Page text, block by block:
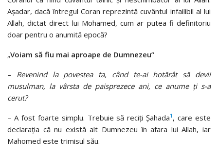
Așadar, dacă întregul Coran reprezintă cuvântul infailibil al lui
Allah, dictat direct lui Mohamed, cum ar putea fi definitoriu
doar pentru o anumită epocă?
„Voiam să fiu mai aproape de Dumnezeu”
– Revenind la povestea ta, când te-ai hotărât să devii
musulman, la vârsta de paisprezece ani, ce anume ți s-a
cerut?
– A fost foarte simplu. Trebuie să reciți Șahada1 , care este
declarația că nu există alt Dumnezeu în afara lui Allah, iar
Mahomed este trimisul său.